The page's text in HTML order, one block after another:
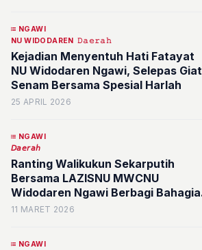
NGAWI
NU WIDODAREN 𝙳𝚊𝚎𝚛𝚊𝚑
Kejadian Menyentuh Hati Fatayat
NU Widodaren Ngawi, Selepas Giat
Senam Bersama Spesial Harlah
25 APRIL 2026
NGAWI
𝘋𝘢𝘦𝘳𝘢𝘩
Ranting Walikukun Sekarputih
Bersama LAZISNU MWCNU
Widodaren Ngawi Berbagi Bahagia
Ramadan
11 MARET 2026
NGAWI